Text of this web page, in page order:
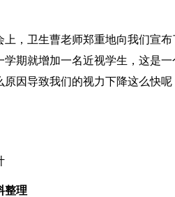
上，卫生曹老师郑重地向我们宣
期就增加一名近视学生，这是
原因导致我们的视力下降这么快
整理